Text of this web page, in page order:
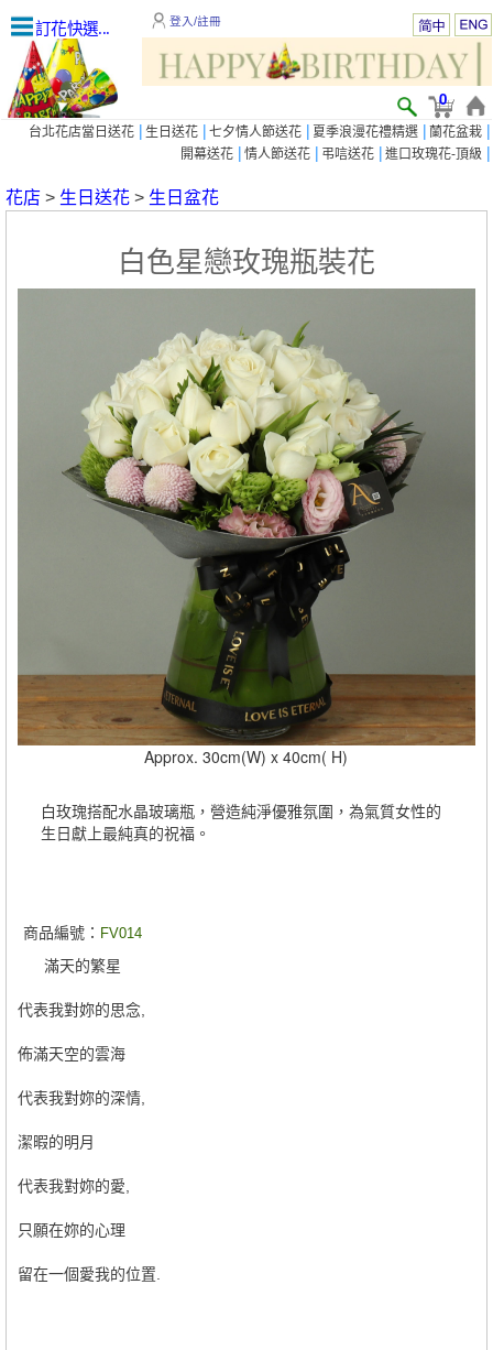
訂花快選... 登入/註冊
0
台北花店當日送花 | 生日送花 | 七夕情人節送花 | 夏季浪漫花禮精選 | 蘭花盆栽 |
開幕送花 | 情人節送花 | 弔唁送花 | 進口玫瑰花-頂級 |
花店 > 生日送花 > 生日盆花
白色星戀玫瑰瓶裝花
Approx. 30cm(W) x 40cm( H)
白玫瑰搭配水晶玻璃瓶，營造純淨優雅氛圍，為氣質女性的
生日獻上最純真的祝福。
商品編號： FV014
滿天的繁星
代表我對妳的思念,
佈滿天空的雲海
代表我對妳的深情,
潔暇的明月
代表我對妳的愛,
只願在妳的心理
留在一個愛我的位置.